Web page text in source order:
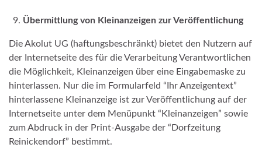
Übermittlung von Kleinanzeigen zur Veröffentlichung
Die Akolut UG (haftungsbeschränkt) bietet den Nutzern auf
der Internetseite des für die Verarbeitung Verantwortlichen
die Möglichkeit, Kleinanzeigen über eine Eingabemaske zu
hinterlassen. Nur die im Formularfeld “Ihr Anzeigentext”
hinterlassene Kleinanzeige ist zur Veröffentlichung auf der
Internetseite unter dem Menüpunkt “Kleinanzeigen” sowie
zum Abdruck in der Print-Ausgabe der “Dorfzeitung
Reinickendorf” bestimmt.